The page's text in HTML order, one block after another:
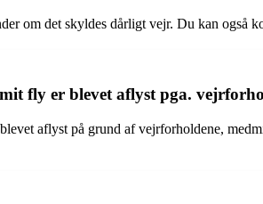
om det skyldes dårligt vejr. Du kan også
fly er blevet aflyst pga.
aflyst på grund af vejrforholdene,